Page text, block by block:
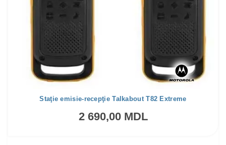
Staţie emisie-recepţie Talkabout T82 Extreme
2 690,00 MDL